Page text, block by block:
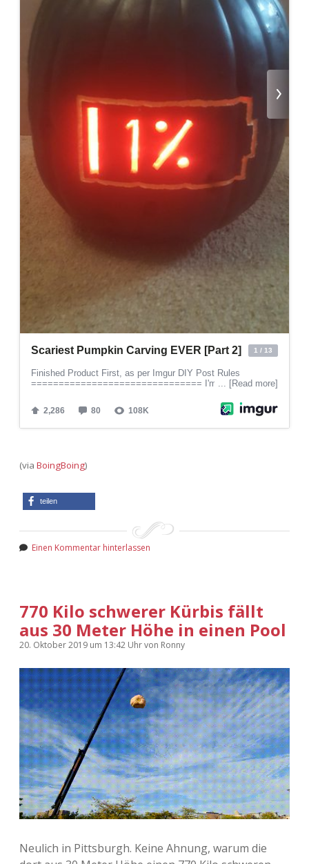
(via BoingBoing)
teilen
Einen Kommentar hinterlassen
770 Kilo schwerer Kürbis fällt
aus 30 Meter Höhe in einen Pool
20. Oktober 2019 um 13:42 Uhrvon Ronny
Neulich in Pittsburgh. Keine Ahnung, warum die